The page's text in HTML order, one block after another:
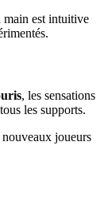
main est intuitive
, les sensations
les supports.
joueurs